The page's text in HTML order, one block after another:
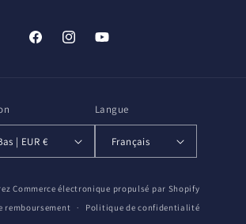
FacebookInstagramYouTube
Pays-Bas | EUR €
Langue
Français
Commerce électronique propulsé par Shopify
remboursement
Politique de confidentialité